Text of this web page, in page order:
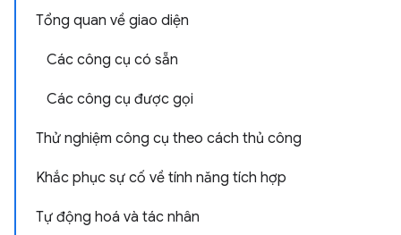
Tổng quan về giao diện
Các công cụ có sẵn
Các công cụ được gọi
Thử nghiệm công cụ theo cách thủ công
Khắc phục sự cố về tính năng tích hợp
Tự động hoá và tác nhân